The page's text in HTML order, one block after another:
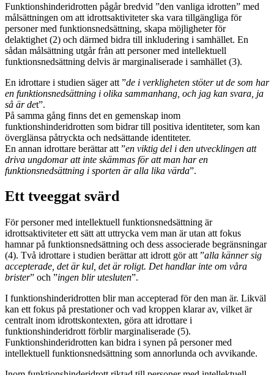
Funktionshinderidrotten pågår bredvid ”den vanliga idrotten” med
målsättningen om att idrottsaktiviteter ska vara tillgängliga för
personer med funktionsnedsättning, skapa möjligheter för
delaktighet (2) och därmed bidra till inkludering i samhället. En
sådan målsättning utgår från att personer med intellektuell
funktionsnedsättning delvis är marginaliserade i samhället (3).
En idrottare i studien säger att ”de i verkligheten stöter ut de som har
en funktionsnedsättning i olika sammanhang, och jag kan svara, ja
så är det”.
På samma gång finns det en gemenskap inom
funktionshinderidrotten som bidrar till positiva identiteter, som kan
överglänsa påtryckta och nedsättande identiteter.
En annan idrottare berättar att ”en viktig del i den utvecklingen att
driva ungdomar att inte skämmas för att man har en
funktionsnedsättning i sporten är alla lika värda”.
Ett tveeggat svärd
För personer med intellektuell funktionsnedsättning är
idrottsaktiviteter ett sätt att uttrycka vem man är utan att fokus
hamnar på funktionsnedsättning och dess associerade begränsningar
(4). Två idrottare i studien berättar att idrott gör att ”alla känner sig
accepterade, det är kul, det är roligt. Det handlar inte om våra
brister” och ”ingen blir utesluten”.
I funktionshinderidrotten blir man accepterad för den man är. Likväl
kan ett fokus på prestationer och vad kroppen klarar av, vilket är
centralt inom idrottskontexten, göra att idrottare i
funktionshinderidrott förblir marginaliserade (5).
Funktionshinderidrotten kan bidra i synen på personer med
intellektuell funktionsnedsättning som annorlunda och avvikande.